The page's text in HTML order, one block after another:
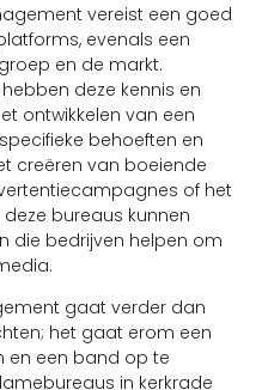
vereist een goed
evenals een
en de markt.
deze kennis en
ontwikkelen van een
behoeften en
creëren van boeiende
of het
bureaus kunnen
die bedrijven helpen om
gaat verder dan
het gaat erom een
en een band op te
in kerkrade